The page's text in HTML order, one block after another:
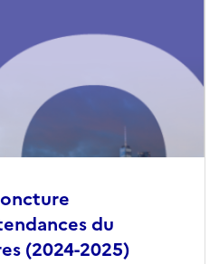
du
(2024-2025)